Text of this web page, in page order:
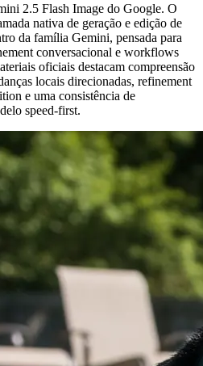
2.5 Flash Image do Google. O
nativa de geração e edição de
da família Gemini, pensada para
conversacional e workflows
oficiais destacam compreensão
locais direcionadas, refinement
e uma consistência de
speed-first.